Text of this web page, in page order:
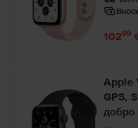
10299
Apple
GPS,
добро